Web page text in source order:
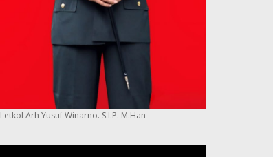
Letkol Arh Yusuf Winarno. S.I.P. M.Han